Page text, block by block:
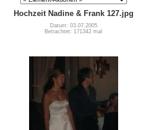
Hochzeit Nadine & Frank 127.jpg
Datum: 03.07.2005
Betrachtet: 171342 mal